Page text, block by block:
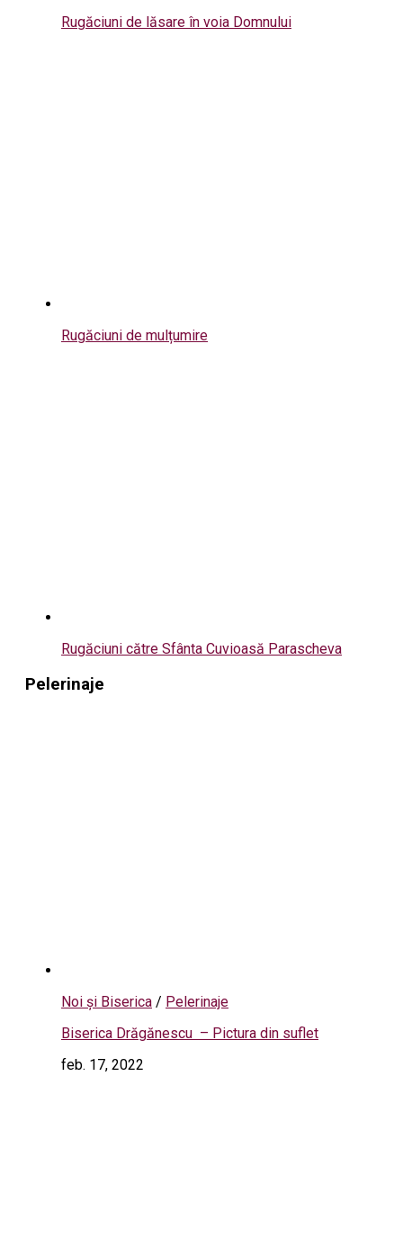
Rugăciuni de lăsare în voia Domnului
Rugăciuni de mulțumire
Rugăciuni către Sfânta Cuvioasă Parascheva
Pelerinaje
Noi și Biserica / Pelerinaje
Biserica Drăgănescu – Pictura din suflet
feb. 17, 2022